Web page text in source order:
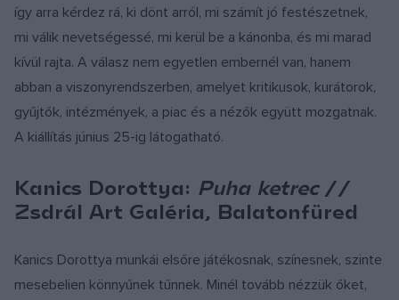
így arra kérdez rá, ki dönt arról, mi számít jó festészetnek,
mi válik nevetségessé, mi kerül be a kánonba, és mi marad
kívül rajta. A válasz nem egyetlen embernél van, hanem
abban a viszonyrendszerben, amelyet kritikusok, kurátorok,
gyűjtők, intézmények, a piac és a nézők együtt mozgatnak.
A kiállítás június 25-ig látogatható.
Kanics Dorottya: Puha ketrec //
Zsdrál Art Galéria, Balatonfüred
Kanics Dorottya munkái elsőre játékosnak, színesnek, szinte
mesebelien könnyűnek tűnnek. Minél tovább nézzük őket,